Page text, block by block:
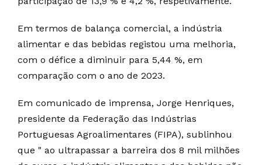
Em termos de balança comercial, a indústria
alimentar e das bebidas registou uma melhoria,
com o défice a diminuir para 5,44 %, em
comparação com o ano de 2023.
Em comunicado de imprensa, Jorge Henriques,
presidente da Federação das Indústrias
Portuguesas Agroalimentares (FIPA), sublinhou
que " ao ultrapassar a barreira dos 8 mil milhões